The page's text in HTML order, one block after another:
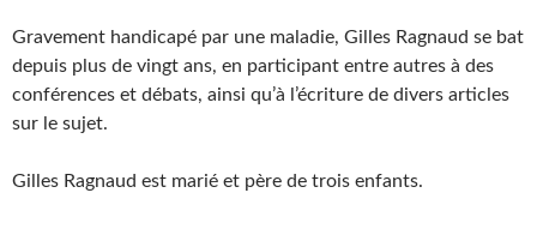
Gravement handicapé par une maladie, Gilles Ragnaud se bat
depuis plus de vingt ans, en participant entre autres à des
conférences et débats, ainsi qu’à l’écriture de divers articles
sur le sujet.
Gilles Ragnaud est marié et père de trois enfants.